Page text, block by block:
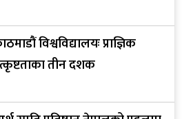
विश्वविद्यालयः प्राज्ञिक
तीन दशक